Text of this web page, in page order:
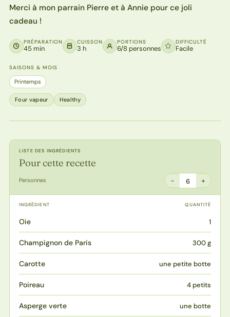
Merci à mon parrain Pierre et à Annie pour ce joli
cadeau !
PRÉPARATION
45 min
CUISSON
3 h
PORTIONS
6/8 personnes
DIFFICULTÉ
Facile
SAISONS & MOIS
Printemps
Four vapeur Healthy
LISTE DES INGRÉDIENTS
Pour cette recette
Personnes − 6 +
INGRÉDIENT QUANTITÉ
Oie 1
Champignon de Paris 300 g
Carotte une petite botte
Poireau 4 petits
Asperge verte une botte